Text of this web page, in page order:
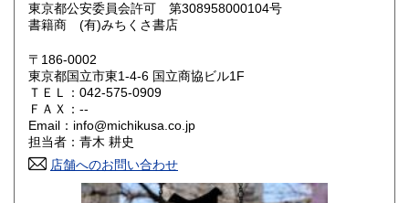
滋賀県 990円
大阪府 990円
奈良県
鳥取県
1,150円 広島県
東京都公安委員会許可 第308958000104号
書籍商 (有)みちくさ書店
〒186-0002
東京都国立市東1-4-6 国立商協ビル1F
ＴＥＬ：042-575-0909
ＦＡＸ：--
Email：info@michikusa.co.jp
担当者：青木 耕史
店舗へのお問い合わせ